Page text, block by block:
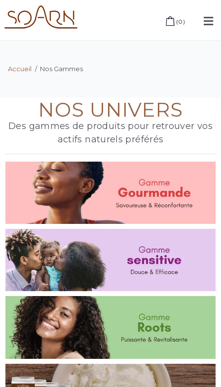
(0 )
Accueil / Nos Gammes
NOS UNIVERS
Des gammes de produits pour retrouver vos
actifs naturels préférés